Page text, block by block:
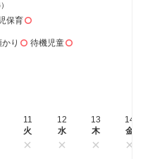
保育
り 待機児童
11
火
12
水
13
木
14
金